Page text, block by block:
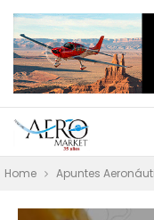
Home Apuntes